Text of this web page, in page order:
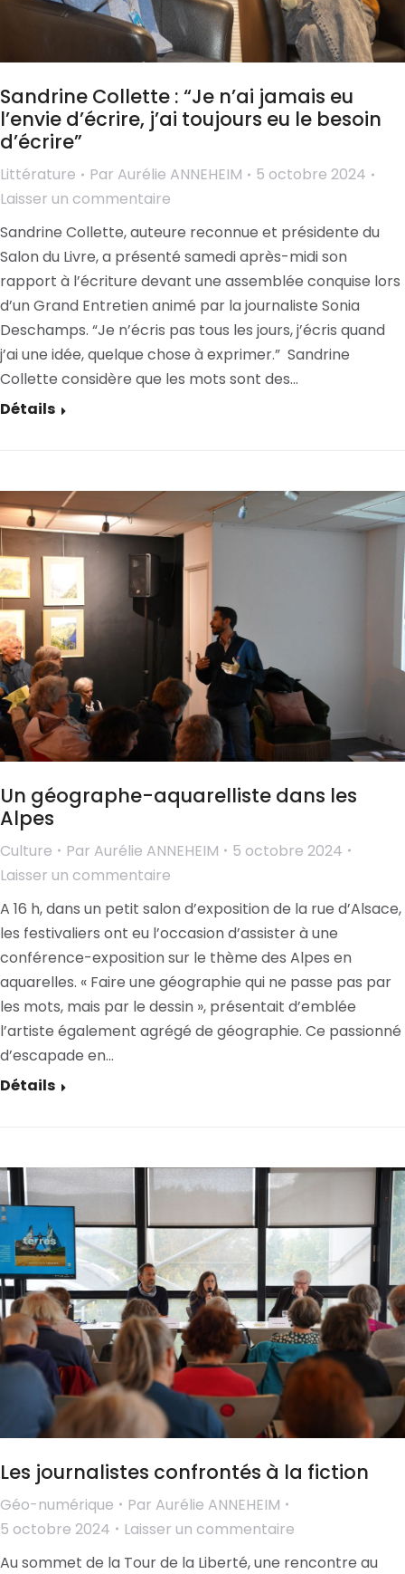
Sandrine Collette : “Je n’ai jamais eu
l’envie d’écrire, j’ai toujours eu le besoin
d’écrire”
Littérature Par Aurélie ANNEHEIM
5 octobre 2024
Laisser un commentaire
Sandrine Collette, auteure reconnue et présidente du
Salon du Livre, a présenté samedi après-midi son
rapport à l’écriture devant une assemblée conquise lors
d’un Grand Entretien animé par la journaliste Sonia
Deschamps. “Je n’écris pas tous les jours, j’écris quand
j’ai une idée, quelque chose à exprimer.” Sandrine
Collette considère que les mots sont des…
Détails
Un géographe-aquarelliste dans les
Alpes
Culture Par Aurélie ANNEHEIM
5 octobre 2024
Laisser un commentaire
A 16 h, dans un petit salon d’exposition de la rue d’Alsace,
les festivaliers ont eu l’occasion d’assister à une
conférence-exposition sur le thème des Alpes en
aquarelles. « Faire une géographie qui ne passe pas par
les mots, mais par le dessin », présentait d’emblée
l’artiste également agrégé de géographie. Ce passionné
d’escapade en…
Détails
Les journalistes confrontés à la fiction
Géo-numérique Par Aurélie ANNEHEIM
5 octobre 2024
Laisser un commentaire
Au sommet de la Tour de la Liberté, une rencontre au